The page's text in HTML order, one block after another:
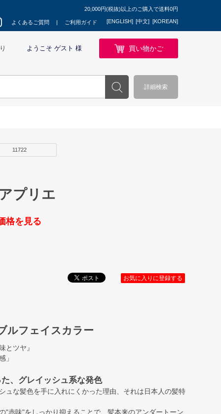
20,000円(税抜)以上のご購入で送料0円
よくあるご質問 ご利用ガイド [ENGLISH] [中文] [KOREAN]
ようこそ ゲスト 様 買い物かご
詳細検索
11722
プリエ
格を見る
お気に入りに登録する
ルフェイスカラー
とツヤ』
」
、グレイッシュ系な発色
ュな髪色を手に入れにくかった理由、それは日本人の髪特
"赤味"をしっかり抑えることで、髪本来のアンダートーン